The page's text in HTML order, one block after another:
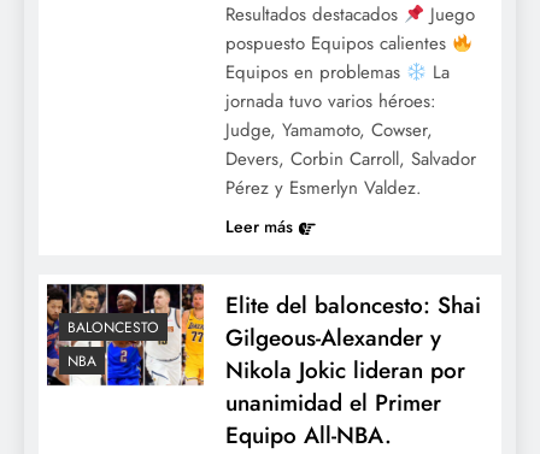
Resultados destacados
Juego
pospuesto Equipos calientes
Equipos en problemas
La
jornada tuvo varios héroes:
Judge, Yamamoto, Cowser,
Devers, Corbin Carroll, Salvador
Pérez y Esmerlyn Valdez.
Leer más
BALONCESTO
NBA
Elite del baloncesto: Shai
Gilgeous-Alexander y
Nikola Jokic lideran por
unanimidad el Primer
Equipo All-NBA.